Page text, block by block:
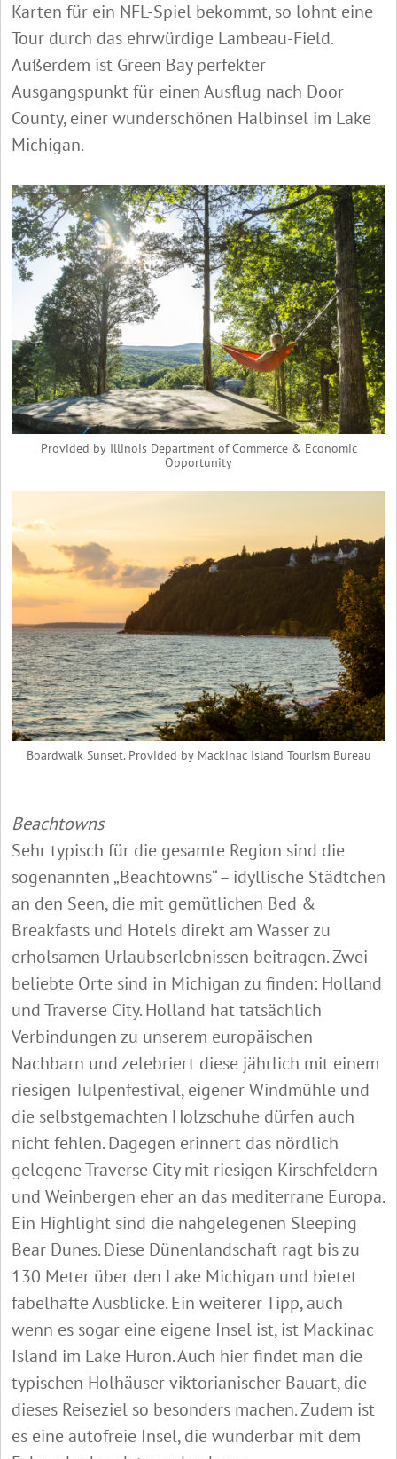
Karten für ein NFL-Spiel bekommt, so lohnt eine
Tour durch das ehrwürdige Lambeau-Field.
Außerdem ist Green Bay perfekter
Ausgangspunkt für einen Ausflug nach Door
County, einer wunderschönen Halbinsel im Lake
Michigan.
Provided by Illinois Department of Commerce & Economic
Opportunity
Boardwalk Sunset. Provided by Mackinac Island Tourism Bureau
Beachtowns
Sehr typisch für die gesamte Region sind die
sogenannten „Beachtowns“ – idyllische Städtchen
an den Seen, die mit gemütlichen Bed &
Breakfasts und Hotels direkt am Wasser zu
erholsamen Urlaubserlebnissen beitragen. Zwei
beliebte Orte sind in Michigan zu finden: Holland
und Traverse City. Holland hat tatsächlich
Verbindungen zu unserem europäischen
Nachbarn und zelebriert diese jährlich mit einem
riesigen Tulpenfestival, eigener Windmühle und
die selbstgemachten Holzschuhe dürfen auch
nicht fehlen. Dagegen erinnert das nördlich
gelegene Traverse City mit riesigen Kirschfeldern
und Weinbergen eher an das mediterrane Europa.
Ein Highlight sind die nahgelegenen Sleeping
Bear Dunes. Diese Dünenlandschaft ragt bis zu
130 Meter über den Lake Michigan und bietet
fabelhafte Ausblicke. Ein weiterer Tipp, auch
wenn es sogar eine eigene Insel ist, ist Mackinac
Island im Lake Huron. Auch hier findet man die
typischen Holhäuser viktorianischer Bauart, die
dieses Reiseziel so besonders machen. Zudem ist
es eine autofreie Insel, die wunderbar mit dem